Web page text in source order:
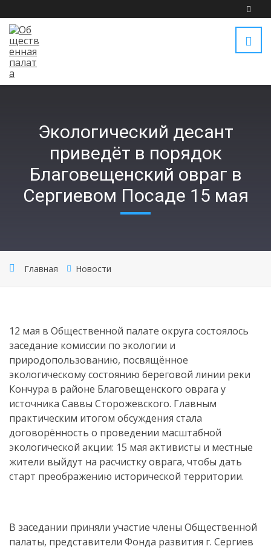
Экологический десант
приведёт в порядок
Благовещенский овраг в
Сергиевом Посаде 15 мая
Главная Новости
12 мая в Общественной палате округа состоялось
заседание комиссии по экологии и
природопользованию, посвящённое
экологическому состоянию береговой линии реки
Кончура в районе Благовещенского оврага у
источника Саввы Сторожевского. Главным
практическим итогом обсуждения стала
договорённость о проведении масштабной
экологической акции: 15 мая активисты и местные
жители выйдут на расчистку оврага, чтобы дать
старт преображению исторической территории.
В заседании приняли участие члены Общественной
палаты, представители Фонда развития г. Сергиев